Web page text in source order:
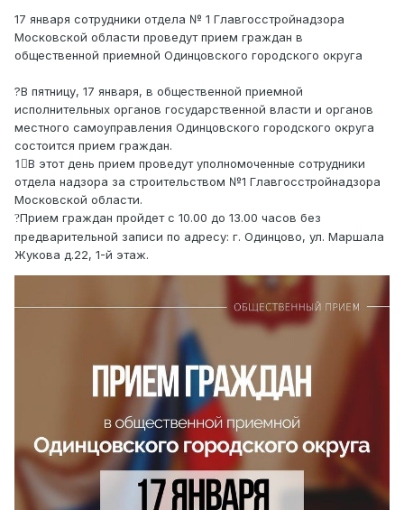
17 января сотрудники отдела № 1 Главгосстройнадзора
Московской области проведут прием граждан в
общественной приемной Одинцовского городского округа
?В пятницу, 17 января, в общественной приемной
исполнительных органов государственной власти и органов
местного самоуправления Одинцовского городского округа
состоится прием граждан.
1⃣В этот день прием проведут уполномоченные сотрудники
отдела надзора за строительством №1 Главгосстройнадзора
Московской области.
?Прием граждан пройдет с 10.00 до 13.00 часов без
предварительной записи по адресу: г. Одинцово, ул. Маршала
Жукова д.22, 1-й этаж.